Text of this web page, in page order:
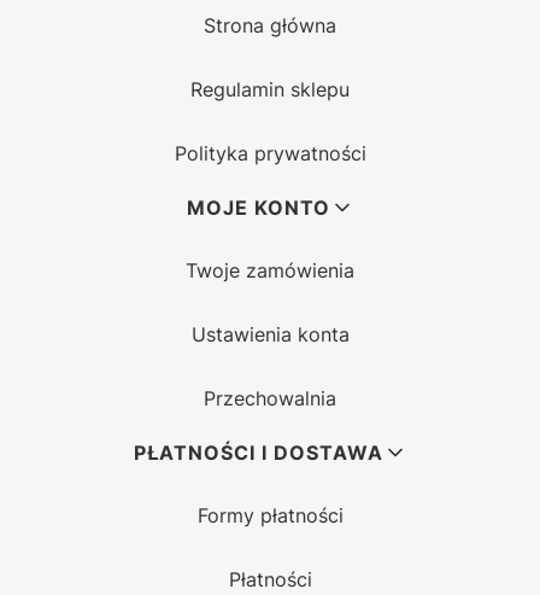
Strona główna
Regulamin sklepu
Polityka prywatności
MOJE KONTO
Twoje zamówienia
Ustawienia konta
Przechowalnia
PŁATNOŚCI I DOSTAWA
Formy płatności
Płatności